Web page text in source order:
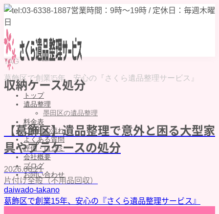
葛飾区で創業15年、安心の『さくら遺品整理サービス』
トップ
遺品整理
墨田区の遺品整理
料金表
ご利用の流れ
よくある質問
評価・口コミ
会社概要
ブログ
お問い合わせ
MENU
トップ
TAG
収納ケース処分
【葛飾区】遺品整理で意外と困る大型家
具やプラケースの処分
2026.06.21
片付け全般（不用品回収）
daiwado-takano
葛飾区で創業15年、安心の『さくら遺品整理サービス』